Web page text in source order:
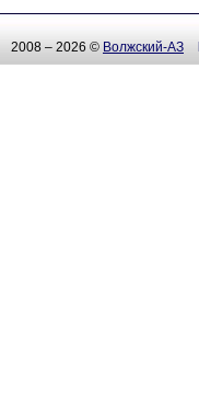
2008 – 2026 © Волжский-АЗ